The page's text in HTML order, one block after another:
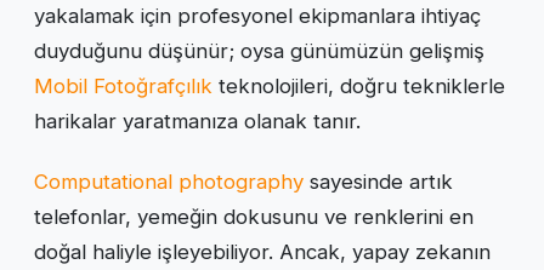
yakalamak için profesyonel ekipmanlara ihtiyaç
duyduğunu düşünür; oysa günümüzün gelişmiş
Mobil Fotoğrafçılık teknolojileri, doğru tekniklerle
harikalar yaratmanıza olanak tanır.
Computational photography sayesinde artık
telefonlar, yemeğin dokusunu ve renklerini en
doğal haliyle işleyebiliyor. Ancak, yapay zekanın